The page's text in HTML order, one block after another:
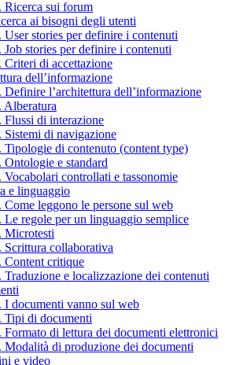
Ricerca sui forum
ai bisogni degli utenti
User stories per definire i contenuti
Job stories per definire i contenuti
Criteri di accettazione
dell’informazione
Definire l’architettura dell’informazione
Alberatura
Flussi di interazione
Sistemi di navigazione
Tipologie di contenuto (content type)
Ontologie e standard
Vocabolari controllati e tassonomie
e linguaggio
Come leggono le persone sul web
Le regole per un linguaggio semplice
Microtesti
Scrittura collaborativa
Content critique
Traduzione e localizzazione dei contenuti
I documenti vanno sul web
Tipi di documenti
Formato di lettura dei documenti elettronici
Modalità di produzione dei documenti
e video